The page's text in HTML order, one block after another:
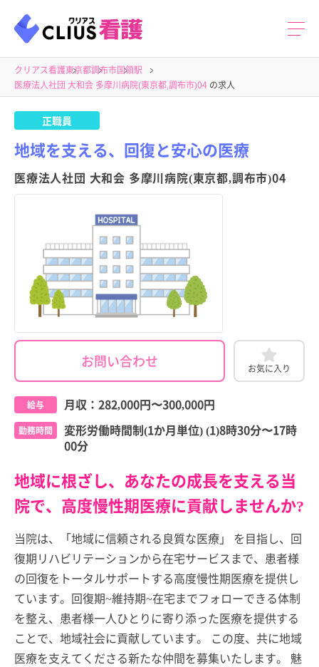
クリアス看護東京都調布市国領駅
医療法人社団 大和会 多摩川病院(東京都,調布市)04 の求人
正職員
地域を支える、回復と安心の医療
医療法人社団 大和会 多摩川病院(東京都,調布市)04
お問い合わせ お気に入り
給与 月収： 282,000円〜300,000円
勤務時間
変形労働時間制(1か月単位) (1)8時30分〜17時
00分
地域に根ざし、あなたの成長を支える当
院で、高度慢性期医療に貢献しませんか?
当院は、「地域に信頼される良質な医療」 を目指し、回
復期リハビリテーションから在宅サービスまで、患者様
の回復をトータルサポートする高度慢性期医療を提供し
ています。回復期~維持期~在宅までフォローできる体制
を整え、患者様一人ひとりに寄り添った医療を提供する
ことで、地域社会に貢献しています。 この度、共に地域
医療を支えてくださる新たな仲間を募集いたします。 魅